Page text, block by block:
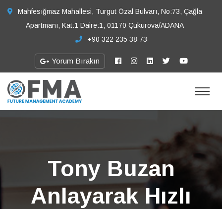
Mahfesığmaz Mahallesi, Turgut Özal Bulvarı, No:73, Çağla
Apartmanı, Kat:1 Daire:1, 01170 Çukurova/ADANA
+90 322 235 38 73
Yorum Bırakın
Tony Buzan
Anlayarak Hızlı